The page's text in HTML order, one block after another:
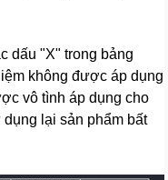
dấu "X" trong bảng
không được áp dụng
vô tình áp dụng cho
dụng lại sản phẩm bất